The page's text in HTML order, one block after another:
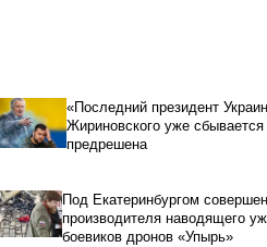
«Последний президент
Жириновского уже
предрешена
Под Екатеринбургом
производителя наводящего
боевиков дронов «Упырь»